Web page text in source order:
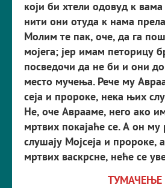
који би хтели одовуд к
нити они отуда к нама
Молим те пак, оче, да га
моје­га; јер имам петорицу
посведочи да не би и они
место мучења. Рече му
сеја и пророке, нека њих
Не, оче Аврааме, него ако
мртвих покајаће се. А он
слушају Мојсеја и пророке,
мртвих вас­крсне, неће се
ТУМАЧЕЊЕ